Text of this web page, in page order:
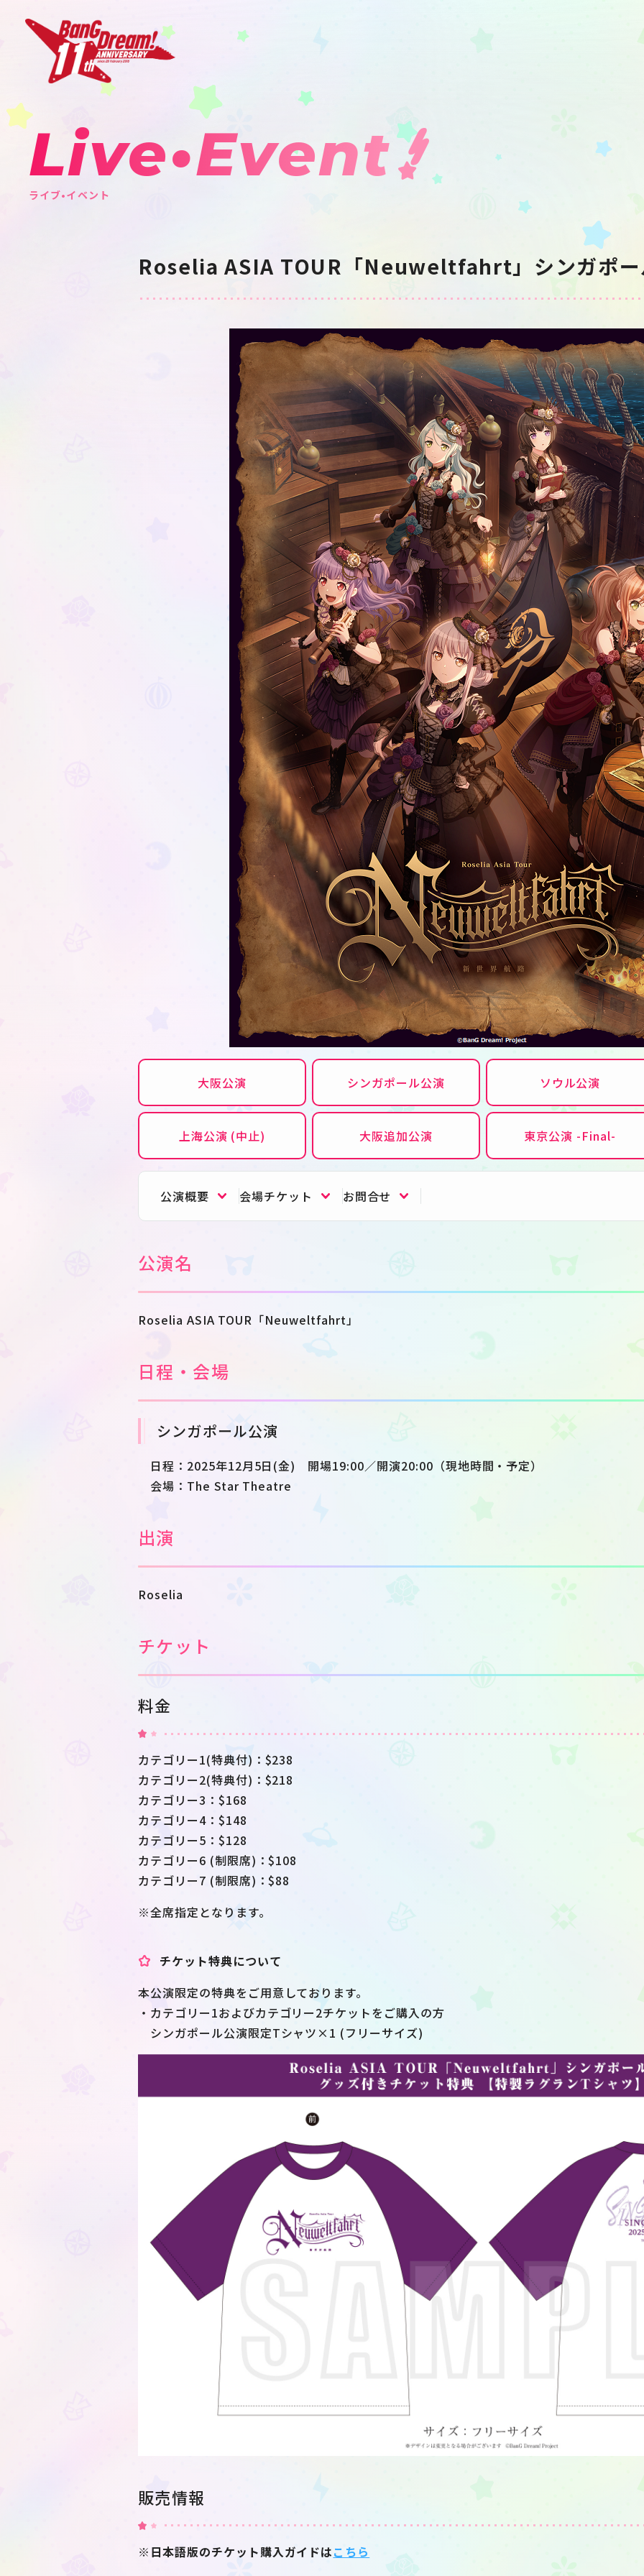
Live•Event
ライブ•イベント
Roselia ASIA TOUR「Neuweltfahrt」シンガポー
大阪公演 シンガポール公演 ソウル公演
上海公演 (中止) 大阪追加公演 東京公演 -Final-
公演概要 会場チケット お問合せ
公演名
Roselia ASIA TOUR「Neuweltfahrt」
日程・会場
シンガポール公演
日程：2025年12月5日(金) 開場19:00／開演20:00（現地時間・予定）
会場：The Star Theatre
出演
Roselia
チケット
料金
カテゴリー1(特典付)：$238
カテゴリー2(特典付)：$218
カテゴリー3：$168
カテゴリー4：$148
カテゴリー5：$128
カテゴリー6 (制限席)：$108
カテゴリー7 (制限席)：$88
※全席指定となります。
チケット特典について
本公演限定の特典をご用意しております。
・カテゴリー1およびカテゴリー2チケットをご購入の方
シンガポール公演限定Tシャツ×1 (フリーサイズ)
販売情報
※日本語版のチケット購入ガイドはこちら